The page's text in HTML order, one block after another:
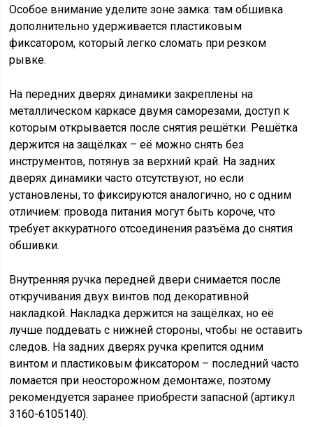
Особое внимание уделите зоне замка: там обшивка
дополнительно удерживается пластиковым
фиксатором, который легко сломать при резком
рывке.
На передних дверях динамики закреплены на
металлическом каркасе двумя саморезами, доступ к
которым открывается после снятия решётки. Решётка
держится на защёлках – её можно снять без
инструментов, потянув за верхний край. На задних
дверях динамики часто отсутствуют, но если
установлены, то фиксируются аналогично, но с одним
отличием: провода питания могут быть короче, что
требует аккуратного отсоединения разъёма до снятия
обшивки.
Внутренняя ручка передней двери снимается после
откручивания двух винтов под декоративной
накладкой. Накладка держится на защёлках, но её
лучше поддевать с нижней стороны, чтобы не оставить
следов. На задних дверях ручка крепится одним
винтом и пластиковым фиксатором – последний часто
ломается при неосторожном демонтаже, поэтому
рекомендуется заранее приобрести запасной (артикул
3160-6105140).